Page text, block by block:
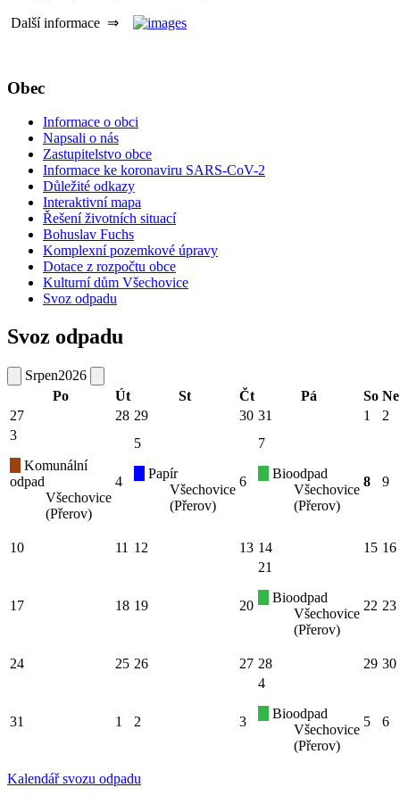
Další informace ⇒
Obec
Informace o obci
Napsali o nás
Zastupitelstvo obce
Informace ke koronaviru SARS-CoV-2
Důležité odkazy
Interaktivní mapa
Řešení životních situací
Bohuslav Fuchs
Komplexní pozemkové úpravy
Dotace z rozpočtu obce
Kulturní dům Všechovice
Svoz odpadu
Svoz odpadu
Srpen2026
Po
Út St Čt Pá So Ne
27
28 29 30 31 1
2
3
Komunální
odpad
Všechovice
(Přerov)
4
5
Papír
Všechovice
(Přerov)
6
7
Bioodpad
Všechovice
(Přerov)
8 9
10 11 12 13 14 15 16
17 18 19 20
21
Bioodpad
Všechovice
(Přerov)
22 23
24 25 26 27 28 29 30
31 1 2 3
4
Bioodpad
Všechovice
(Přerov)
5 6
Kalendář svozu odpadu